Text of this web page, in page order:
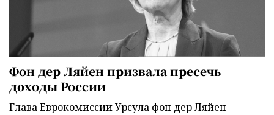
Фон дер Ляйен призвала пресечь
доходы России
Глава Еврокомиссии Урсула фон дер Ляйен